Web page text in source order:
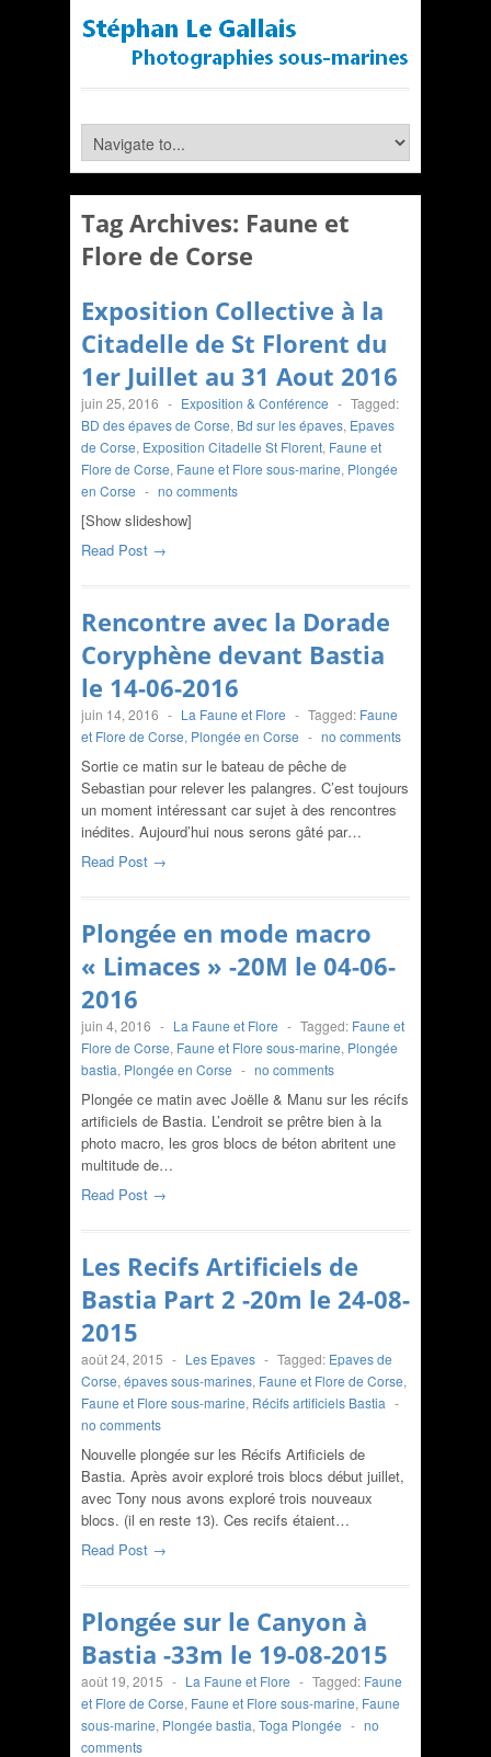
Tag Archives: Faune et
Flore de Corse
Exposition Collective à la
Citadelle de St Florent du
1er Juillet au 31 Aout 2016
juin 25, 2016 - Exposition & Conférence - Tagged:
BD des épaves de Corse, Bd sur les épaves, Epaves
de Corse, Exposition Citadelle St Florent, Faune et
Flore de Corse, Faune et Flore sous-marine, Plongée
en Corse - no comments
[Show slideshow]
Read Post →
Rencontre avec la Dorade
Coryphène devant Bastia
le 14-06-2016
juin 14, 2016 - La Faune et Flore - Tagged: Faune
et Flore de Corse, Plongée en Corse - no comments
Sortie ce matin sur le bateau de pêche de
Sebastian pour relever les palangres. C’est toujours
un moment intéressant car sujet à des rencontres
inédites. Aujourd’hui nous serons gâté par…
Read Post →
Plongée en mode macro
« Limaces » -20M le 04-06-
2016
juin 4, 2016 - La Faune et Flore - Tagged: Faune et
Flore de Corse, Faune et Flore sous-marine, Plongée
bastia, Plongée en Corse - no comments
Plongée ce matin avec Joëlle & Manu sur les récifs
artificiels de Bastia. L’endroit se prêtre bien à la
photo macro, les gros blocs de béton abritent une
multitude de…
Read Post →
Les Recifs Artificiels de
Bastia Part 2 -20m le 24-08-
2015
août 24, 2015 - Les Epaves - Tagged: Epaves de
Corse, épaves sous-marines, Faune et Flore de Corse,
Faune et Flore sous-marine, Récifs artificiels Bastia -
no comments
Nouvelle plongée sur les Récifs Artificiels de
Bastia. Après avoir exploré trois blocs début juillet,
avec Tony nous avons exploré trois nouveaux
blocs. (il en reste 13). Ces recifs étaient…
Read Post →
Plongée sur le Canyon à
Bastia -33m le 19-08-2015
août 19, 2015 - La Faune et Flore - Tagged: Faune
et Flore de Corse, Faune et Flore sous-marine, Faune
sous-marine, Plongée bastia, Toga Plongée - no
comments